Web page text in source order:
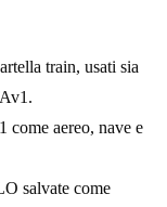
train, usati sia
come aereo, nave e
salvate come